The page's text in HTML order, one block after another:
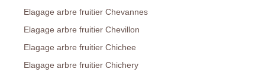
Elagage arbre fruitier Chevannes
Elagage arbre fruitier Chevillon
Elagage arbre fruitier Chichee
Elagage arbre fruitier Chichery